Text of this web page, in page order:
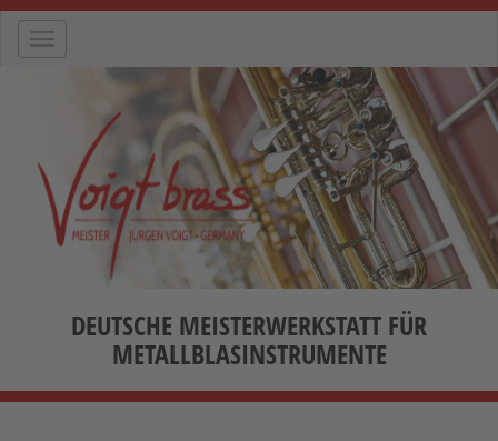
Navigation
DEUTSCHE MEISTERWERKSTATT FÜR
METALLBLASINSTRUMENTE